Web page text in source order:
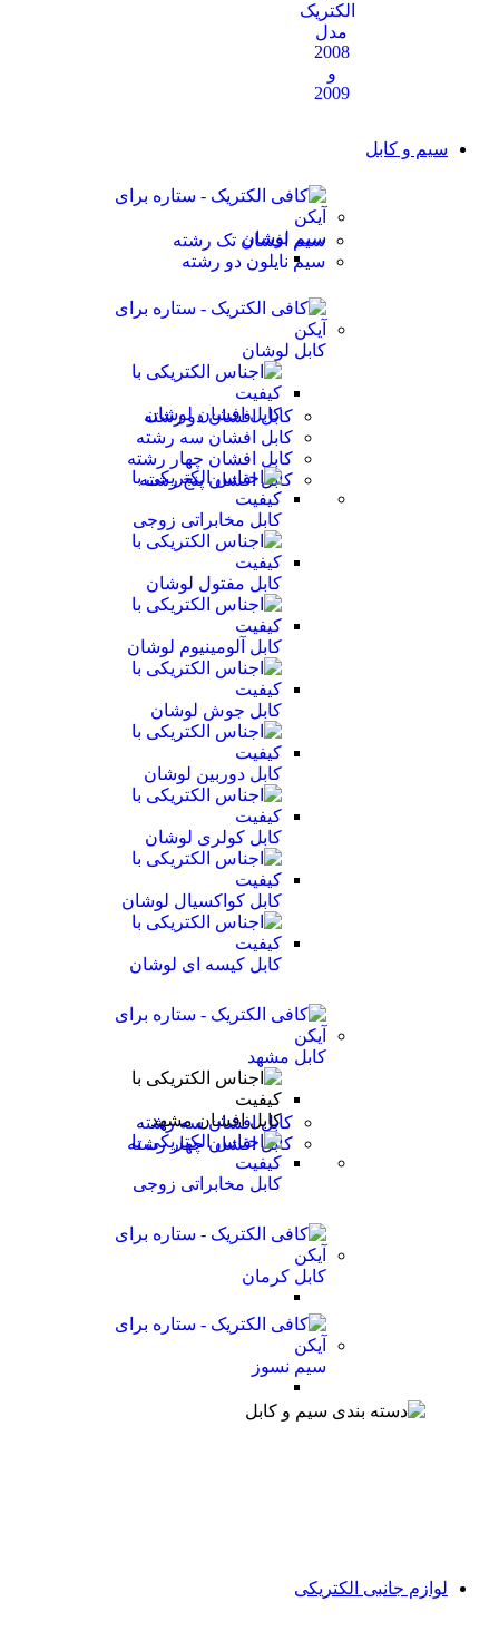
الکتریک
مدل
2008
و
2009
سیم و کابل
سیم لوشان
سیم افشان تک رشته
سیم نایلون دو رشته
کابل لوشان
کابل افشان لوشان
کابل افشان دو رشته
کابل افشان سه رشته
کابل افشان چهار رشته
کابل افشان پنج رشته
کابل مخابراتی زوجی
کابل مفتول لوشان
کابل آلومینیوم لوشان
کابل جوش لوشان
کابل دوربین لوشان
کابل کولری لوشان
کابل کواکسیال لوشان
کابل کیسه ای لوشان
کابل مشهد
کابل افشان مشهد
کابل افشان سه رشته
کابل افشان چهار رشته
کابل مخابراتی زوجی
کابل کرمان
سیم نسوز
لوازم جانبی الکتریکی